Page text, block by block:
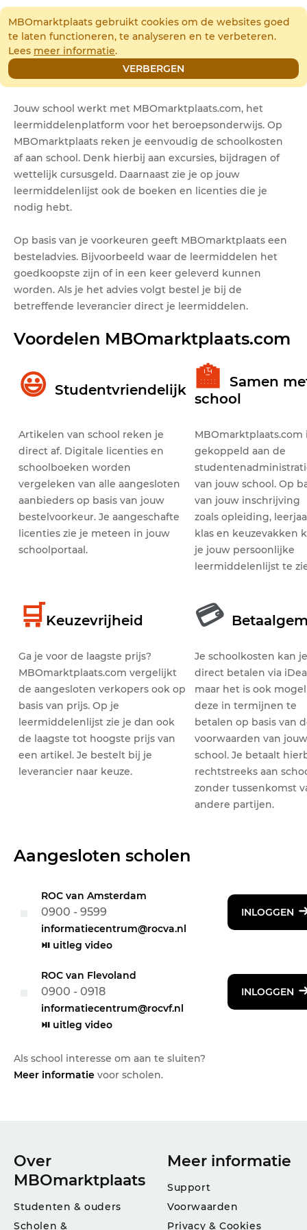
MBOmarktplaats gebruikt cookies om de websites goed
te laten functioneren, te analyseren en te verbeteren.
Lees meer informatie.
VERBERGEN
(0)
Studenten & ouders
Jouw school werkt met MBOmarktplaats.com, het
leermiddelenplatform voor het beroepsonderwijs. Op
MBOmarktplaats reken je eenvoudig de schoolkosten
af aan school. Denk hierbij aan excursies, bijdragen of
wettelijk cursusgeld. Daarnaast zie je op jouw
leermiddelenlijst ook de boeken en licenties die je
nodig hebt.
Op basis van je voorkeuren geeft MBOmarktplaats een
besteladvies. Bijvoorbeeld waar de leermiddelen het
goedkoopste zijn of in een keer geleverd kunnen
worden. Als je het advies volgt bestel je bij de
betreffende leverancier direct je leermiddelen.
Voordelen MBOmarktplaats.com
😃 Studentvriendelijk 🏫 Samen
school
Artikelen van school reken je
direct af. Digitale licenties en
schoolboeken worden
vergeleken van alle aangesloten
aanbieders op basis van jouw
bestelvoorkeur. Je aangeschafte
licenties zie je meteen in jouw
schoolportaal.
MBOmarktplaats.com
gekoppeld aan de
van jouw school. Op
van jouw inschrijving
zoals opleiding,
klas en keuzevakken
je jouw persoonlijke
leermiddelenlijst te
🛒Keuzevrijheid 💳
Ga je voor de laagste prijs?
MBOmarktplaats.com vergelijkt
de aangesloten verkopers ook op
basis van prijs. Op je
leermiddelenlijst zie je dan ook
de laagste tot hoogste prijs van
een artikel. Je bestelt bij je
leverancier naar keuze.
Je schoolkosten kan je
direct betalen via
maar het is ook
deze in termijnen te
betalen op basis van
voorwaarden van jouw
school. Je betaalt
rechtstreeks aan
zonder tussenkomst
andere partijen.
Aangesloten scholen
ROC van Amsterdam
0900 - 9599
informatiecentrum@rocva.nl
⏯ uitleg video
INLOGGEN
ROC van Flevoland
0900 - 0918
informatiecentrum@rocvf.nl
⏯ uitleg video
INLOGGEN
Als school interesse om aan te sluiten?
Meer informatie voor scholen.
Over
MBOmarktplaats
Studenten & ouders
Scholen &
Meer informatie
Support
Voorwaarden
Privacy & Cookies